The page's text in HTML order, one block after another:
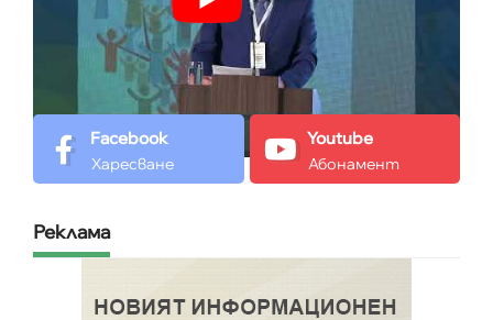
Facebook
Харесване
Youtube
Абонамент
Реклама